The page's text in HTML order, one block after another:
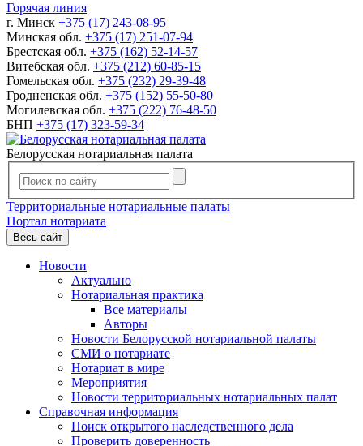
Горячая линия
г. Минск +375 (17) 243-08-95
Минская обл. +375 (17) 251-07-94
Брестская обл. +375 (162) 52-14-57
Витебская обл. +375 (212) 60-85-15
Гомельская обл. +375 (232) 29-39-48
Гродненская обл. +375 (152) 55-50-80
Могилевская обл. +375 (222) 76-48-50
БНП +375 (17) 323-59-34
Белорусская нотариальная палата
Территориальные нотариальные палаты
Портал нотариата
Весь сайт
Новости
Актуально
Нотариальная практика
Все материалы
Авторы
Новости Белорусской нотариальной палаты
СМИ о нотариате
Нотариат в мире
Мероприятия
Новости территориальных нотариальных палат
Справочная информация
Поиск открытого наследственного дела
Проверить доверенность